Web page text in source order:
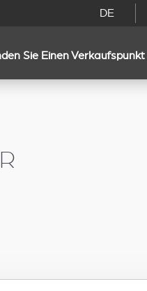
DE
Sie Einen Verkaufspunkt